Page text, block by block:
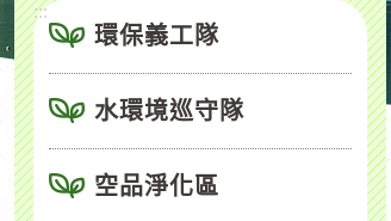
:::
環保義工隊
水環境巡守隊
空品淨化區